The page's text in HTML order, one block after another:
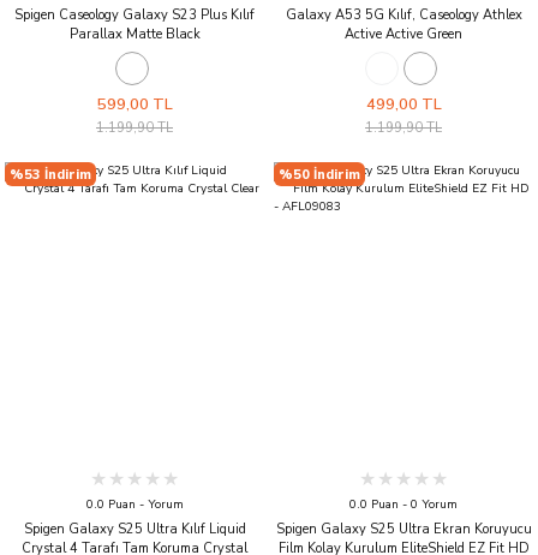
Spigen Caseology Galaxy S23 Plus Kılıf
Parallax Matte Black
599,00 TL
1.199,90 TL
Galaxy A53 5G Kılıf, Caseology Athlex
Active Active Green
499,00 TL
1.199,90 TL
%53 İndirim
0.0 Puan - Yorum
Spigen Galaxy S25 Ultra Kılıf Liquid
Crystal 4 Tarafı Tam Koruma Crystal
%50 İndirim
0.0 Puan - 0 Yorum
Spigen Galaxy S25 Ultra Ekran Koruyucu
Film Kolay Kurulum EliteShield EZ Fit HD